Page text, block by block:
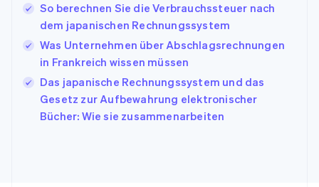
So berechnen Sie die Verbrauchssteuer nach
dem japanischen Rechnungssystem
Was Unternehmen über Abschlagsrechnungen
in Frankreich wissen müssen
Das japanische Rechnungssystem und das
Gesetz zur Aufbewahrung elektronischer
Bücher: Wie sie zusammenarbeiten
EnglishFrançais
Kroatien
English Italiano
Lettland
English
Liechtenstein
Deutsch
Litauen
English